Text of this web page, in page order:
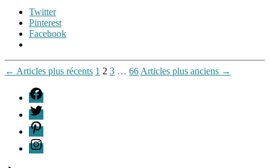
Twitter
Pinterest
Facebook
Étiquettes
analyse,
conquête
escape
game
Géographie
jouer
jouer
en
Pagination
publications
← Articles plus récents 1 2 3 … 66 Articles plus anciens →
F
T
P
I